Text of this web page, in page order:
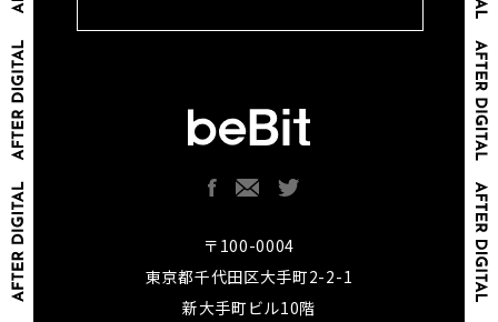
〒100-0004
東京都千代田区大手町2-2-1
新大手町ビル10階